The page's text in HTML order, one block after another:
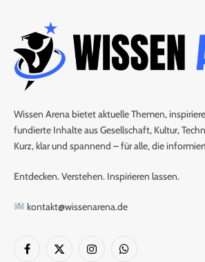
Wissen Arena bietet aktuelle Themen,
fundierte Inhalte aus Gesellschaft, Kultur,
Kurz, klar und spannend – für alle, die
Entdecken. Verstehen. Inspirieren lassen.
kontakt@wissenarena.de
Facebook
X
InstagramWhatsApp